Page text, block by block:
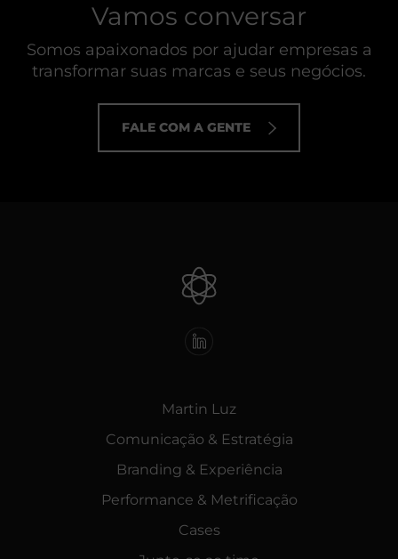
Vamos conversar
Somos apaixonados por ajudar empresas a
transformar suas marcas e seus negócios.
FALE COM A GENTE
Martin Luz
Comunicação & Estratégia
Branding & Experiência
Performance & Metrificação
Cases